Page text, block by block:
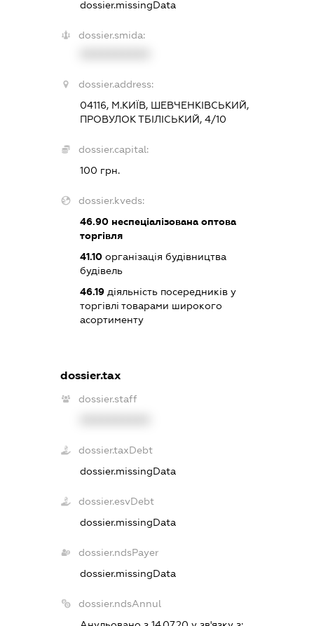
dossier.missingData
dossier.smida:
dossier.address:
04116, М.КИЇВ, ШЕВЧЕНКІВСЬКИЙ,
ПРОВУЛОК ТБІЛІСЬКИЙ, 4/10
dossier.capital:
100 грн.
dossier.kveds:
46.90 неспеціалізована оптова
торгівля
41.10 організація будівництва
будівель
46.19 діяльність посередників у
торгівлі товарами широкого
асортименту
dossier.tax
dossier.staff
dossier.taxDebt
dossier.missingData
dossier.esvDebt
dossier.missingData
dossier.ndsPayer
dossier.missingData
dossier.ndsAnnul